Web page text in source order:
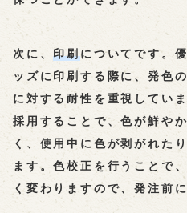
次に、印刷についてです。
ッズに印刷する際に、発色
に対する耐性を重視してい
採用することで、色が鮮や
く、使用中に色が剥がれた
ます。色校正を行うことで
く変わりますので、発注前